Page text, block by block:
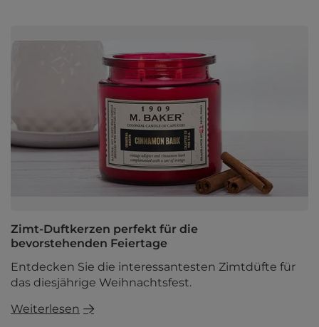
Zimt-Duftkerzen perfekt für die
bevorstehenden Feiertage
Entdecken Sie die interessantesten Zimtdüfte für
das diesjährige Weihnachtsfest.
Weiterlesen